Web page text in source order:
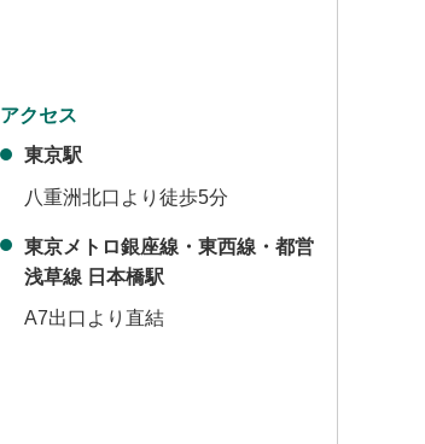
アクセス
東京駅
八重洲北口より徒歩5分
東京メトロ銀座線・東西線・都営
浅草線 日本橋駅
A7出口より直結